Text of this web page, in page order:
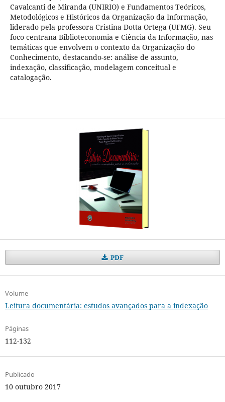
Cavalcanti de Miranda (UNIRIO) e Fundamentos Teóricos,
Metodológicos e Históricos da Organização da Informação,
liderado pela professora Cristina Dotta Ortega (UFMG). Seu
foco centrana Biblioteconomia e Ciência da Informação, nas
temáticas que envolvem o contexto da Organização do
Conhecimento, destacando-se: análise de assunto,
indexação, classificação, modelagem conceitual e
catalogação.
PDF
Volume
Leitura documentária: estudos avançados para a indexação
Páginas
112-132
Publicado
10 outubro 2017